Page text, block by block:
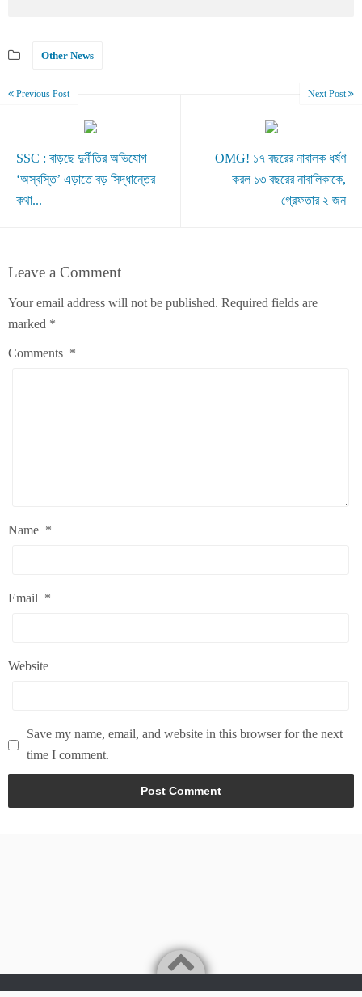
Other News
Previous Post
SSC : বাড়ছে দুর্নীতির অভিযোগ
‘অস্বস্তি’ এড়াতে বড় সিদ্ধান্তের
কথা...
Next Post
OMG! ১৭ বছরের নাবালক ধর্ষণ
করল ১৩ বছরের নাবালিকাকে,
গ্রেফতার ২ জন
Leave a Comment
Your email address will not be published. Required fields are
marked *
Comments *
Name *
Email *
Website
Save my name, email, and website in this browser for the next
time I comment.